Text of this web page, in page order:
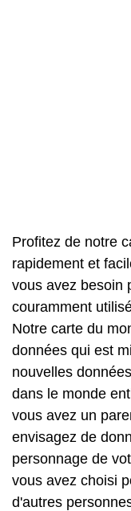
Profitez de notre
rapidement et
vous avez besoin
couramment
Notre carte du
données qui est
nouvelles
dans le monde
vous avez un
envisagez de
personnage de
vous avez choisi
d'autres